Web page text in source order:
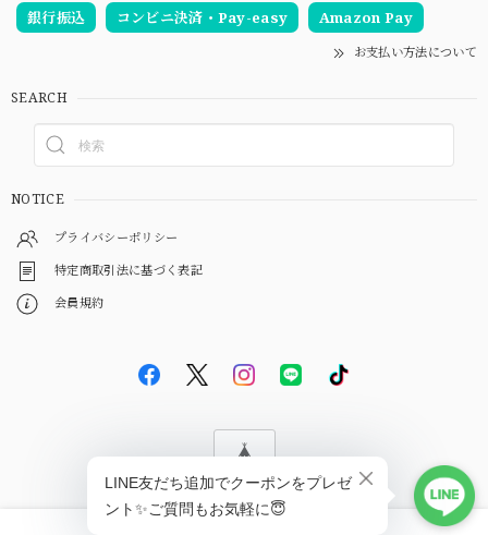
銀行振込 コンビニ決済・Pay-easy Amazon Pay
お支払い方法について
SEARCH
NOTICE
プライバシーポリシー
特定商取引法に基づく表記
会員規約
© EBiS GEM